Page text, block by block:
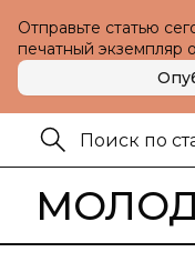
Отправьте статью
печатный экземпляр